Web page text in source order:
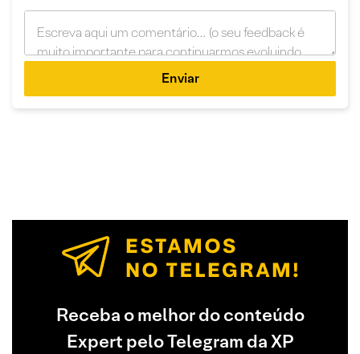
Enviar
Receba o melhor do conteúdo
Expert pelo Telegram da XP